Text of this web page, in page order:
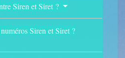
Siren et Siret ?
Siren et Siret ?